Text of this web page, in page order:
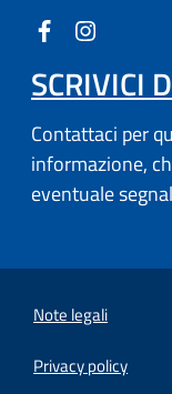
SCRIVICI
Contattaci per
informazione,
eventuale
Note legali
Privacy policy